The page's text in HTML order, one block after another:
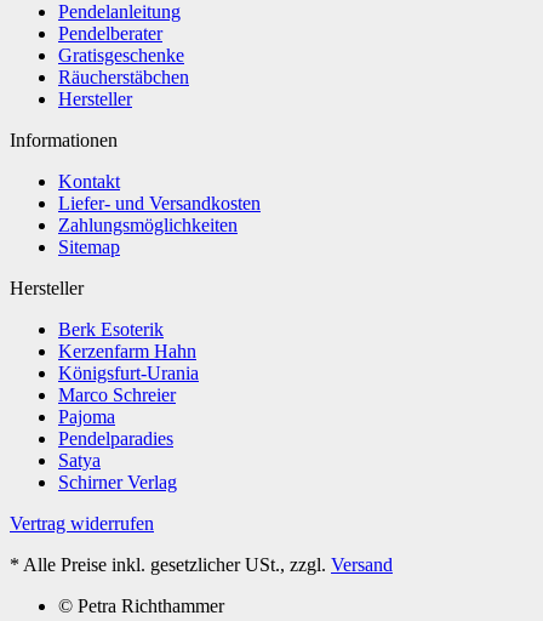
Pendelanleitung
Pendelberater
Gratisgeschenke
Räucherstäbchen
Hersteller
Informationen
Kontakt
Liefer- und Versandkosten
Zahlungsmöglichkeiten
Sitemap
Hersteller
Berk Esoterik
Kerzenfarm Hahn
Königsfurt-Urania
Marco Schreier
Pajoma
Pendelparadies
Satya
Schirner Verlag
Vertrag widerrufen
* Alle Preise inkl. gesetzlicher USt., zzgl. Versand
© Petra Richthammer